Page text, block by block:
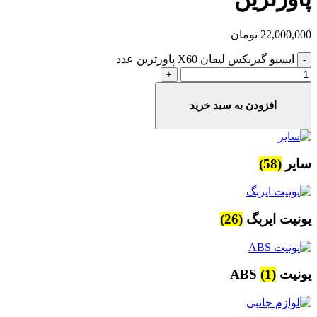
22,000,000 تومان
ایسیو گیربکس لیفان X60 پاورترین عدد
افزودن به سبد خرید
سایر (58)
یونیت ایربگ (26)
یونیت ABS (1)